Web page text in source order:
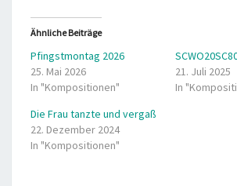
Ähnliche Beiträge
Pfingstmontag 2026
25. Mai 2026
In "Kompositionen"
21. Juli 2025
In
Die Frau tanzte und vergaß
22. Dezember 2024
In "Kompositionen"